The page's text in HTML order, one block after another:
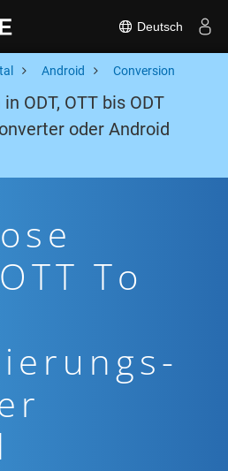
Deutsch
Android Conversion
ODT, OTT bis ODT
oder Android
To